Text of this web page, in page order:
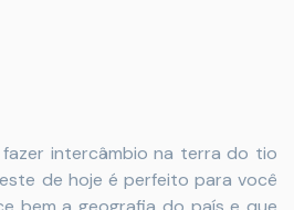
intercâmbio na terra do tio
de hoje é perfeito para você